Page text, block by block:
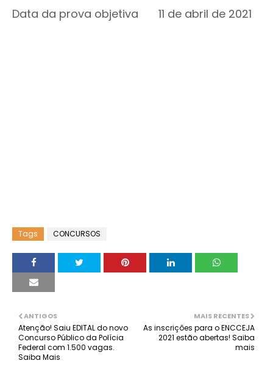
Data da prova objetiva
11 de abril de 2021
Tags CONCURSOS
MAIS RECENTES
As inscrições para o ENCCEJA
2021 estão abertas! Saiba
mais
ANTIGOS
Atenção! Saiu EDITAL do novo
Concurso Público da Polícia
Federal com 1.500 vagas.
Saiba Mais